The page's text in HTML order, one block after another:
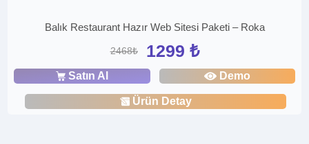
Balık Restaurant Hazır Web Sitesi Paketi – Roka
2468₺ 1299 ₺
Satın Al Demo
Ürün Detay